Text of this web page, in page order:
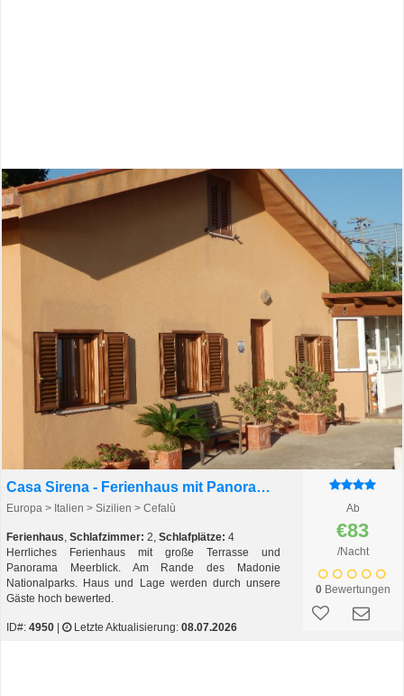
Casa Sirena - Ferienhaus mit Panorama-Meerblick
Europa > Italien > Sizilien > Cefalù
Ferienhaus, Schlafzimmer: 2, Schlafplätze: 4
Herrliches Ferienhaus mit große Terrasse und
Panorama Meerblick. Am Rande des Madonie
Nationalparks. Haus und Lage werden durch unsere
Gäste hoch bewerted.
ID#: 4950 Letzte Aktualisierung: 08.07.2026
Ab
€83
/Nacht
0Bewertungen